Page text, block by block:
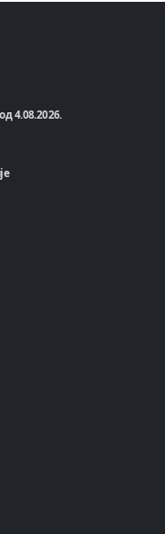
4.08.2026.